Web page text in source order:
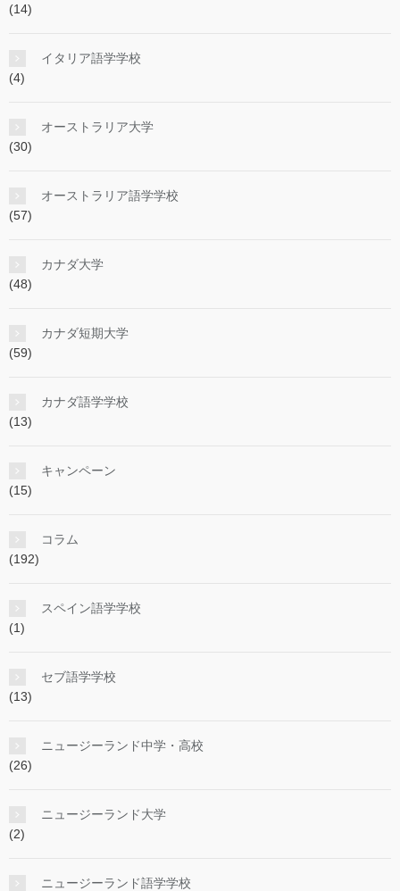
(14)
イタリア語学学校
(4)
オーストラリア大学
(30)
オーストラリア語学学校
(57)
カナダ大学
(48)
カナダ短期大学
(59)
カナダ語学学校
(13)
キャンペーン
(15)
コラム
(192)
スペイン語学学校
(1)
セブ語学学校
(13)
ニュージーランド中学・高校
(26)
ニュージーランド大学
(2)
ニュージーランド語学学校